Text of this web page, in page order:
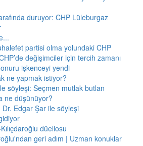
duruyor: CHP Lüleburgaz
partisi olma yolundaki CHP
değişimciler için tercih zamanı
işkenceyi yendi
ne yapmak istiyor?
söyleşi: Seçmen mutlak butlan
ne düşünüyor?
Dr. Edgar Şar ile söyleşi
düellosu
geri adım | Uzman konuklar